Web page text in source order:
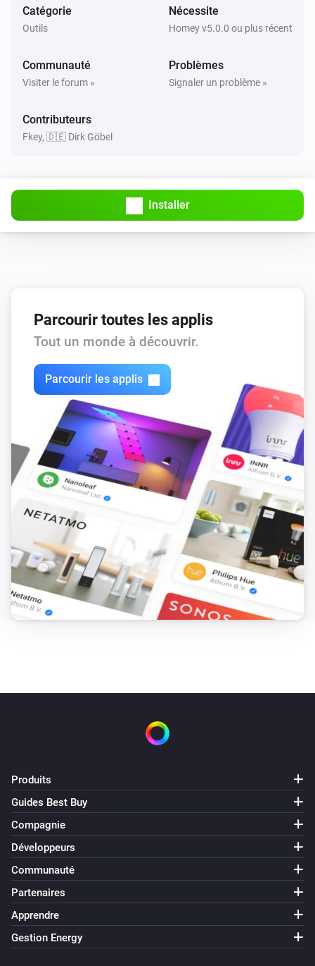
Catégorie
Outils
Nécessite
Homey v5.0.0 ou plus récent
Communauté
Visiter le forum »
Problèmes
Signaler un problème »
Contributeurs
Fkey, 🇩🇪 Dirk Göbel
Installer
Parcourir toutes les applis
Tout un monde à découvrir.
Parcourir les applis
Produits
Guides Best Buy
Compagnie
Développeurs
Communauté
Partenaires
Apprendre
Gestion Energy